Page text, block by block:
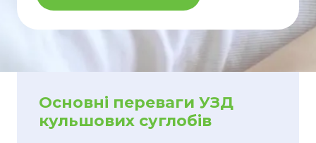
Основні переваги УЗД
кульшових суглобів